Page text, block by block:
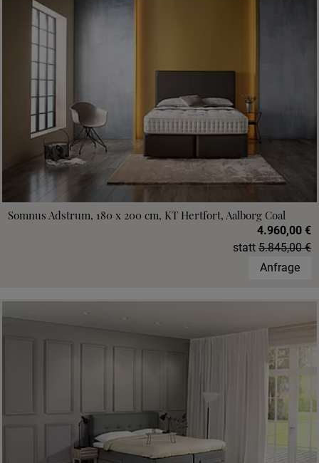
Somnus Adstrum, 180 x 200 cm, KT Hertfort, Aalborg Coal
4.960,00 €
statt 5.845,00 €
Anfrage